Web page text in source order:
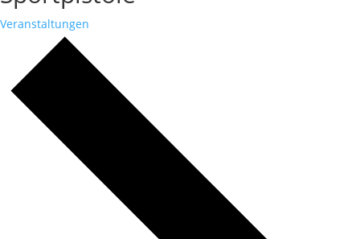
Veranstaltungen